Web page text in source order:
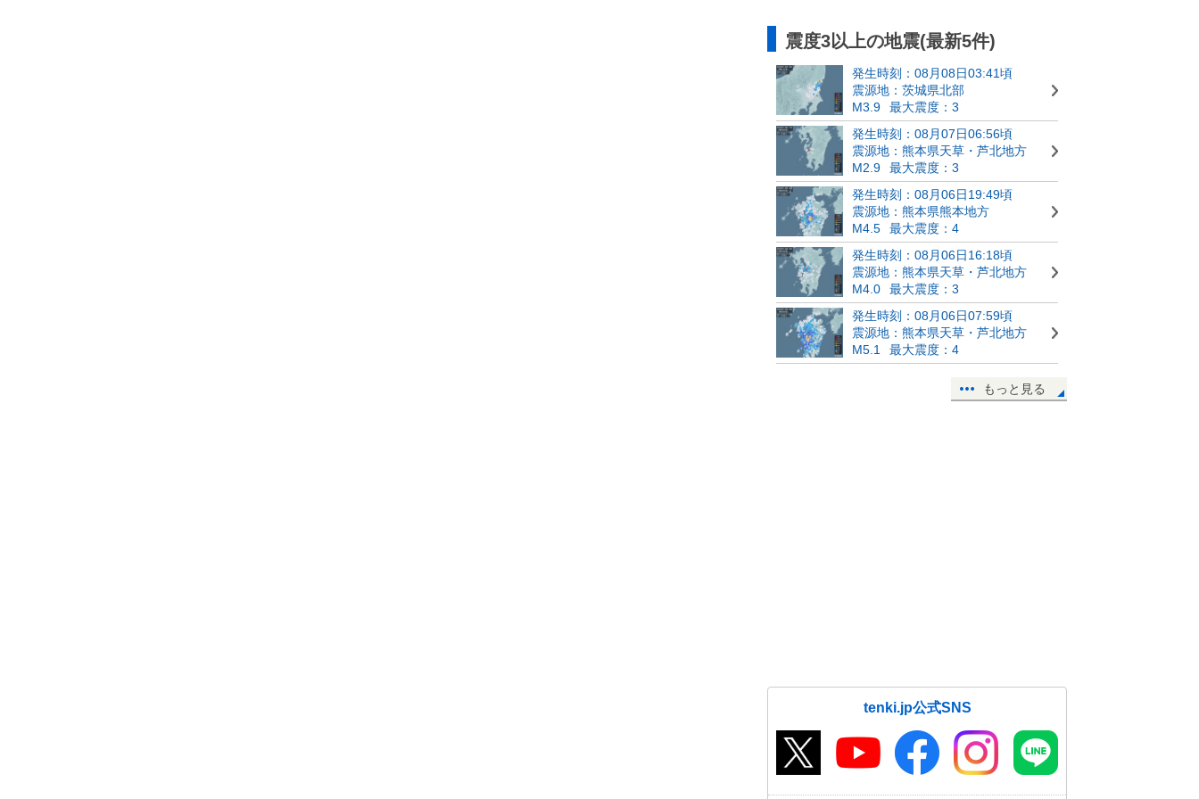
震度3以上の地震(最新5件)
発生時刻：08月08日03:41頃
震源地：茨城県北部
M3.9
最大震度：3
発生時刻：08月07日06:56頃
震源地：熊本県天草・芦北地方
M2.9
最大震度：3
発生時刻：08月06日19:49頃
震源地：熊本県熊本地方
M4.5
最大震度：4
発生時刻：08月06日16:18頃
震源地：熊本県天草・芦北地方
M4.0
最大震度：3
発生時刻：08月06日07:59頃
震源地：熊本県天草・芦北地方
M5.1
最大震度：4
もっと見る
tenki.jp公式SNS